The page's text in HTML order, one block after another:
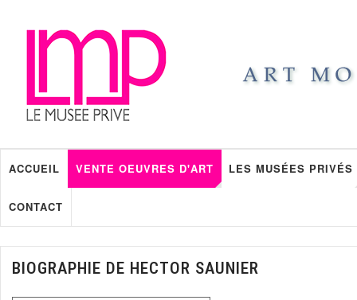
ACCUEIL VENTE OEUVRES D'ART LES MUSÉES PRIVÉS
CONTACT
BIOGRAPHIE DE HECTOR SAUNIER